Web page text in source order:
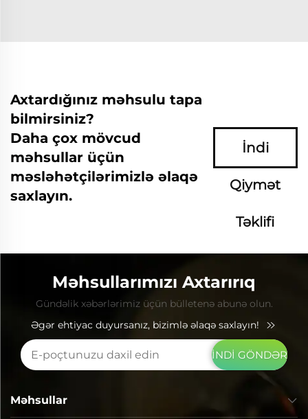
Axtardığınız məhsulu tapa
bilmirsiniz?
Daha çox mövcud
məhsullar üçün
məsləhətçilərimizlə əlaqə
saxlayın.
İndi
Qiymət
Təklifi
Soruşun
Məhsullarımızı Axtarırıq
Gündəlik xəbərlərimiz üçün bülletenə abunə olun.
Əgər ehtiyac duyursanız, bizimlə əlaqə saxlayın!
İNDİ GÖNDƏR
Məhsullar